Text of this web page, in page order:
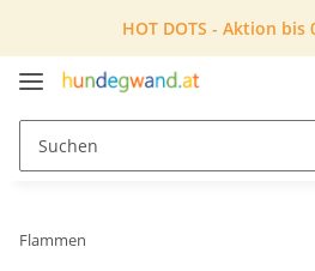
HOT DOTS - Aktion bis
Flammen